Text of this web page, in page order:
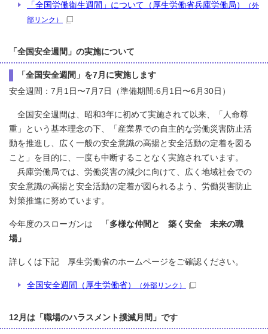
「全国労働衛生週間」について（厚生労働省兵庫労働局）
（外
部リンク）
「全国安全週間」の実施について
「全国安全週間」を7月に実施します
安全週間：7月1日〜7月7日（準備期間:6月1日〜6月30日）
全国安全週間は、昭和3年に初めて実施されて以来、「人命尊
重」という基本理念の下、「産業界での自主的な労働災害防止活
動を推進し、広く一般の安全意識の高揚と安全活動の定着を図る
こと」を目的に、一度も中断することなく実施されています。
兵庫労働局では、労働災害の減少に向けて、広く地域社会での
安全意識の高揚と安全活動の定着が図られるよう、労働災害防止
対策推進に努めています。
今年度のスローガンは
「多様な仲間と 築く安全 未来の職
場」
詳しくは下記 厚生労働省のホームページをご確認ください。
全国安全週間（厚生労働省） （外部リンク）
12月は「職場のハラスメント撲滅月間」です